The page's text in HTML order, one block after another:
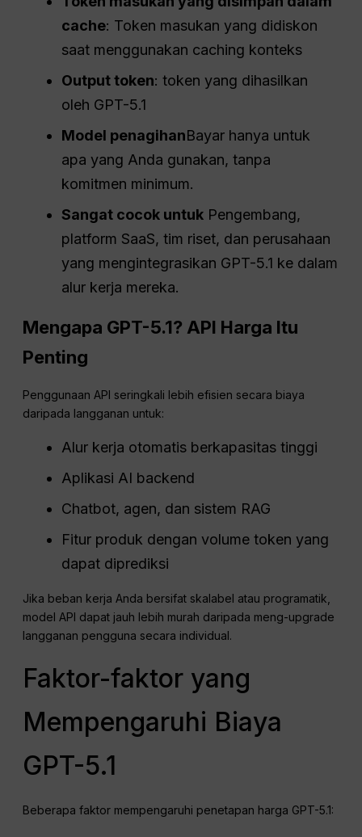
cache: Token masukan yang didiskon
saat menggunakan caching konteks
Outputtoken: token yang dihasilkan
oleh GPT-5.1
Model penagihanBayar hanya untuk
apa yang Anda gunakan, tanpa
komitmen minimum.
Sangat cocok untuk Pengembang,
platform SaaS, tim riset, dan perusahaan
yang mengintegrasikan GPT-5.1 ke dalam
alur kerja mereka.
Mengapa GPT-5.1? API Harga Itu
Penting
Penggunaan API seringkali lebih efisien secara biaya
daripada langganan untuk:
Alur kerja otomatis berkapasitas tinggi
Aplikasi AI backend
Chatbot, agen, dan sistem RAG
Fitur produk dengan volume token yang
dapat diprediksi
Jika beban kerja Anda bersifat skalabel atau programatik,
model API dapat jauh lebih murah daripada meng-upgrade
langganan pengguna secara individual.
Faktor-faktor yang
Mempengaruhi Biaya
GPT-5.1
Beberapa faktor mempengaruhi penetapan harga GPT-5.1: